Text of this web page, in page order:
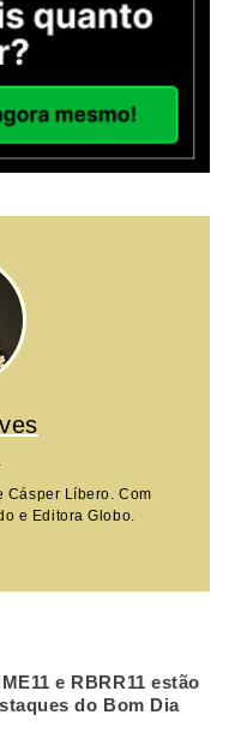
Cásper Líbero. Com
e Editora Globo.
e RBRR11 estão
do Bom Dia